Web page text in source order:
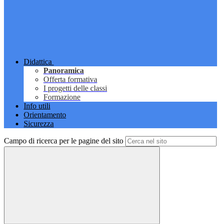
Didattica
Panoramica
Offerta formativa
I progetti delle classi
Formazione
Info utili
Orientamento
Sicurezza
Campo di ricerca per le pagine del sito